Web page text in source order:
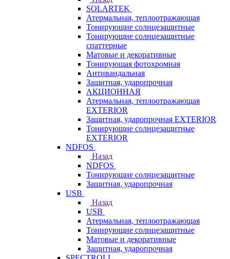
SOLARTEK
Атермальная, теплоотражающая
Тонирующие солнцезащитные
Тонирующие солнцезащитные
спаттерные
Матовые и декоративные
Тонирующая фотохромная
Антивандальная
Защитная, ударопрочная
АКЦИОННАЯ
Атермальная, теплоотражающая
EXTERIOR
Защитная, ударопрочная EXTERIOR
Тонирующие солнцезащитные
EXTERIOR
NDFOS
Назад
NDFOS
Тонирующие солнцезащитные
Защитная, ударопрочная
USB
Назад
USB
Атермальная, теплоотражающая
Тонирующие солнцезащитные
Матовые и декоративные
Защитная, ударопрочная